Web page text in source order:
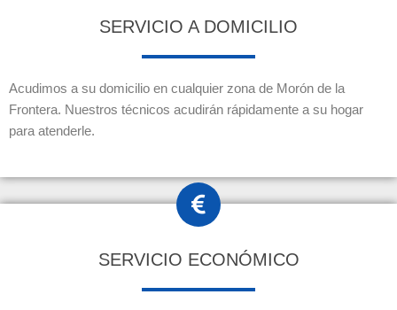
SERVICIO A DOMICILIO
Acudimos a su domicilio en cualquier zona de Morón de la
Frontera. Nuestros técnicos acudirán rápidamente a su hogar
para atenderle.
SERVICIO ECONÓMICO